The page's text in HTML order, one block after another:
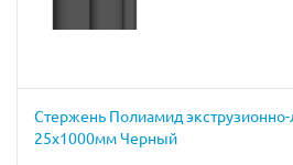
Cтержень Полиамид экструзионно-
25х1000мм Черный